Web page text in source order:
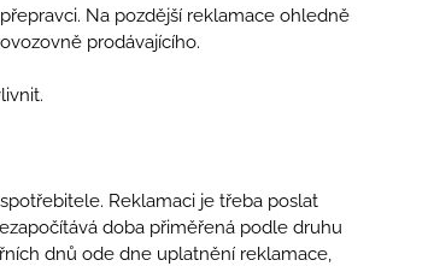
Na pozdější reklamace ohledně
prodávajícího.
Reklamaci je třeba poslat
doba přiměřená podle druhu
dnů ode dne uplatnění reklamace,